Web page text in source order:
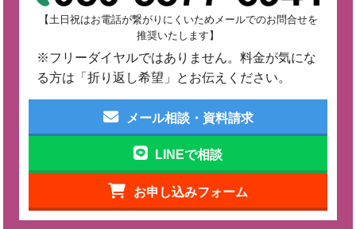
【土日祝はお電話が繋がりにくいためメールでのお問合せを
推奨いたします】
※フリーダイヤルではありません。料金が気にな
る方は「折り返し希望」とお伝えください。
メール相談・資料請求
LINEで相談
お申し込みフォーム